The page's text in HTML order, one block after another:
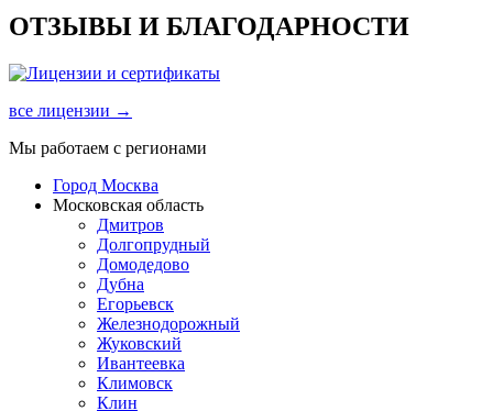
ОТЗЫВЫ И БЛАГОДАРНОСТИ
все лицензии →
Мы работаем с регионами
Город Москва
Московская область
Дмитров
Долгопрудный
Домодедово
Дубна
Егорьевск
Железнодорожный
Жуковский
Ивантеевка
Климовск
Клин